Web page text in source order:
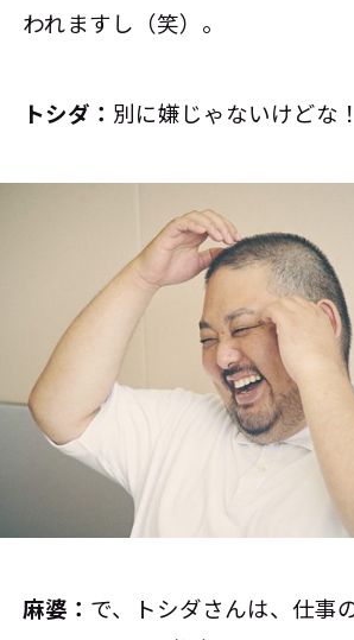
われますし（笑）。
トシダ： 別に嫌じゃないけどな！
麻婆： で、トシダさんは、仕事